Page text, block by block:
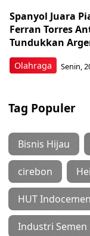
Olahraga
Spanyol Juara
Ferran Torres
Tundukkan
Senin,
Tag Populer
Bisnis Hijau
cirebon
HUT
Industri Semen